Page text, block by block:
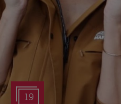
19